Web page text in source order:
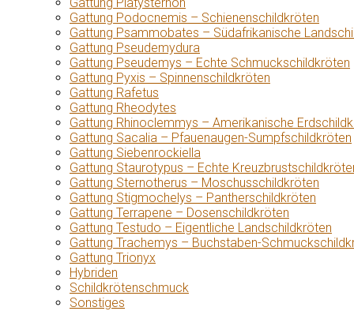
Gattung Podocnemis – Schienenschildkröten
Gattung Psammobates – Südafrikanische
Gattung Pseudemydura
Gattung Pseudemys – Echte Schmuckschildkröten
Gattung Pyxis – Spinnenschildkröten
Gattung Rafetus
Gattung Rheodytes
Gattung Rhinoclemmys – Amerikanische
Gattung Sacalia – Pfauenaugen-Sumpfschildkröten
Gattung Siebenrockiella
Gattung Staurotypus – Echte
Gattung Sternotherus – Moschusschildkröten
Gattung Stigmochelys – Pantherschildkröten
Gattung Terrapene – Dosenschildkröten
Gattung Testudo – Eigentliche Landschildkröten
Gattung Trachemys – Buchstaben-
Gattung Trionyx
Hybriden
Schildkrötenschmuck
Sonstiges